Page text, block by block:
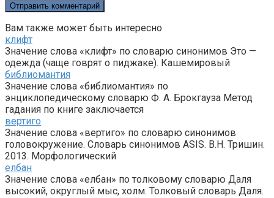
Вам также может быть интересно
клифт
Значение слова «клифт» по словарю синонимов Это —
одежда (чаще говрят о пиджаке). Кашемировый
библиомантия
Значение слова «библиомантия» по
энциклопедическому словарю Ф. А. Брокгауза Метод
гадания по книге заключается
вертиго
Значение слова «вертиго» по словарю синонимов
головокружение. Словарь синонимов ASIS. В.Н. Тришин.
2013. Морфологический
елбан
Значение слова «елбан» по толковому словарю Даля
высокий, округлый мыс, холм. Толковый словарь Даля.